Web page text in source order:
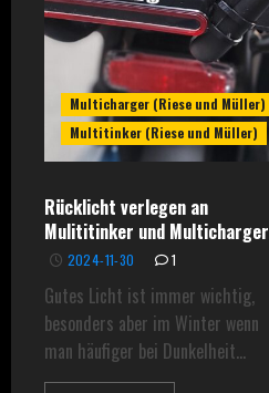
Multicharger (Riese und Müller)
Multitinker (Riese und Müller)
Rücklicht verlegen an
Mulititinker und Multicharger
2024-11-30 1
Gutes Licht ist immer wichtig,
besonders aber im Winter wenn
man häufiger bei Dunkelheit...